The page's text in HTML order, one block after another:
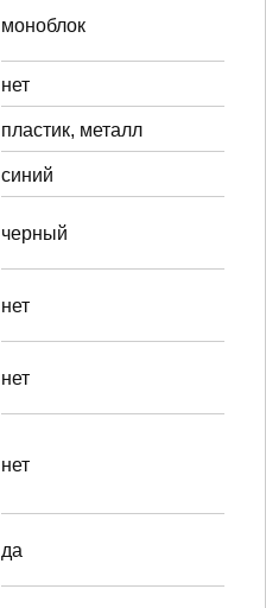
моноблок
нет
пластик, металл
синий
черный
нет
нет
нет
да